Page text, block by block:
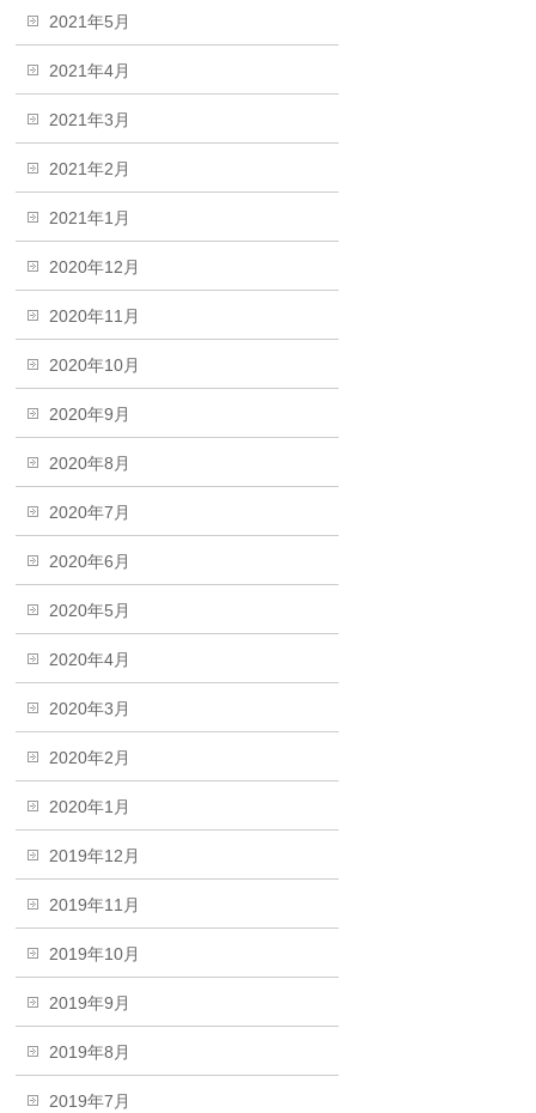
2021年5月
2021年4月
2021年3月
2021年2月
2021年1月
2020年12月
2020年11月
2020年10月
2020年9月
2020年8月
2020年7月
2020年6月
2020年5月
2020年4月
2020年3月
2020年2月
2020年1月
2019年12月
2019年11月
2019年10月
2019年9月
2019年8月
2019年7月